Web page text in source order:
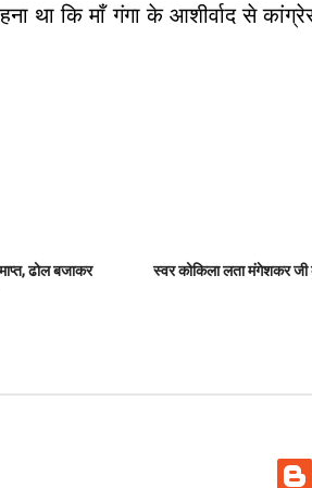
था कि माँ गंगा के आशीर्वाद से
ढोल बजाकर
स्वर कोकिला लता मंगेशकर